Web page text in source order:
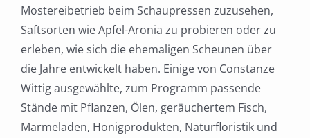
Mostereibetrieb beim Schaupressen zuzusehen,
Saftsorten wie Apfel-Aronia zu probieren oder zu
erleben, wie sich die ehemaligen Scheunen über
die Jahre entwickelt haben. Einige von Constanze
Wittig ausgewählte, zum Programm passende
Stände mit Pflanzen, Ölen, geräuchertem Fisch,
Marmeladen, Honigprodukten, Naturfloristik und